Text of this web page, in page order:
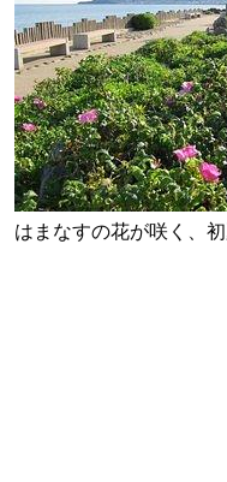
はまなすの花が咲く、